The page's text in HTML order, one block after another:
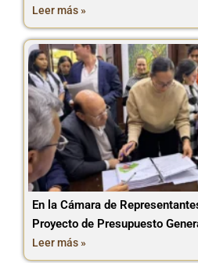
Leer más »
En la Cámara de
Proyecto de Presupuesto
Leer más »